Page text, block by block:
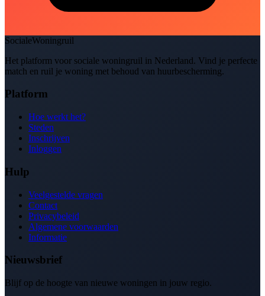
SocialeWoningruil
Het platform voor sociale woningruil in Nederland. Vind je perfecte
match en ruil je woning met behoud van huurbescherming.
Platform
Hoe werkt het?
Steden
Inschrijven
Inloggen
Hulp
Veelgestelde vragen
Contact
Privacybeleid
Algemene voorwaarden
Informatie
Nieuwsbrief
Blijf op de hoogte van nieuwe woningen in jouw regio.